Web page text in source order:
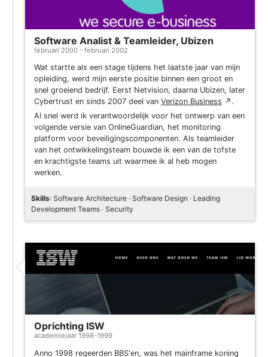
Software Analist & Teamleider, Ubizen
februari 2000 - februari 2002
Wat startte als een stage tijdens het laatste jaar van mijn
opleiding, werd mijn eerste positie binnen een groot en
snel groeiend bedrijf. Eerst Netvision, daarna Ubizen, later
Cybertrust en sinds 2007 deel van Verizon Business ↗ .
Al snel werd ik verantwoordelijk voor het ontwerp van een
volgende versie van OnlineGuardian, het monitoring
platform voor beveiligingscomponenten. Als teamleider
van het ontwikkelingsteam bouwde ik een van de tofste
en krachtigste teams uit waarmee ik al heb mogen
werken.
Skills: Software Architecture · Software Design · Leading
Development Teams · Security
Oprichting ISW
academiejaar 1998-1999
Anno 1998 regeerden BBS'en, was het mainframe koning